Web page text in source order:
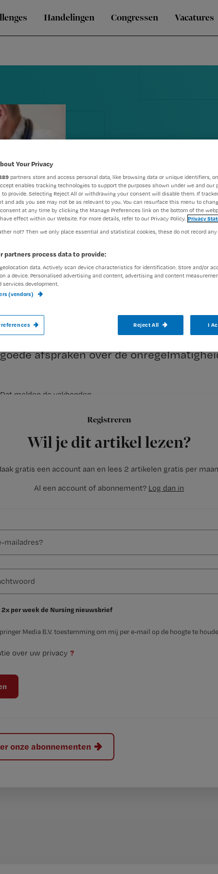
Handelingen Congressen Vacatures
Akkoord
bereikt
Auteur:
Registreren
Wil je dit artikel lezen?
gratis een account aan en lees 2 artikelen gratis per
Al een account of abonnement? Log dan in
2x per week de Nursing nieuwsbrief
Media B.V. toestemming om mij per e-mail op de hoogte te
over uw privacy ?
onze abonnementen
Vakbonden en werkgevers hebben 4
cao ziekenhuizen. Verpleegkundigen
goede afspraken over de
Dat melden de vakbonden.
Loonsverhoging
Your Privacy
partners store and access personal data, like browsing data or unique identifiers,
enables tracking technologies to support the purposes shown under we and our
to provide. Selecting Reject All or withdrawing your consent will disable them. If
and ads you see may not be as relevant to you. You can resurface this menu to
at any time by clicking the Manage Preferences link on the bottom of the
effect within our Website. For more details, refer to our Privacy Policy. Privacy
not? Then we only place essential and statistical cookies, these do not record
partners process data to provide:
data. Actively scan device characteristics for identification. Store and/or
a device. Personalised advertising and content, advertising and content
services development.
(vendors)
Reject All I